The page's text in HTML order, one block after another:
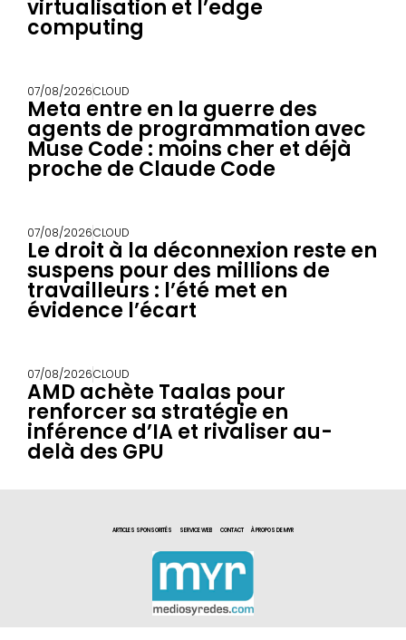
virtualisation et l’edge
computing
07/08/2026CLOUD
Meta entre en la guerre des
agents de programmation avec
Muse Code : moins cher et déjà
proche de Claude Code
07/08/2026CLOUD
Le droit à la déconnexion reste en
suspens pour des millions de
travailleurs : l’été met en
évidence l’écart
07/08/2026CLOUD
AMD achète Taalas pour
renforcer sa stratégie en
inférence d’IA et rivaliser au-
delà des GPU
ARTICLES SPONSORITÉS SERVICE WEB CONTACT À PROPOS DE MYR